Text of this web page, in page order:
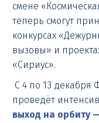
смене
теперь смогут
конкурсах
вызовы» и
«Сириус».
С 4 по 13 декабря
проведёт интенсив
выход на орбиту